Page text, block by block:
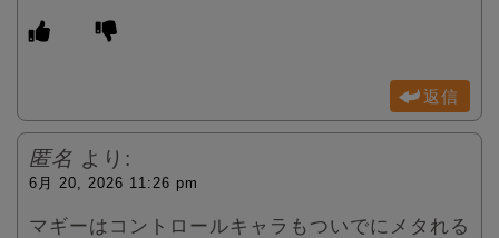
返信
匿名 より:
6月 20, 2026 11:26 pm
マギーはコントロールキャラもついでにメタれる